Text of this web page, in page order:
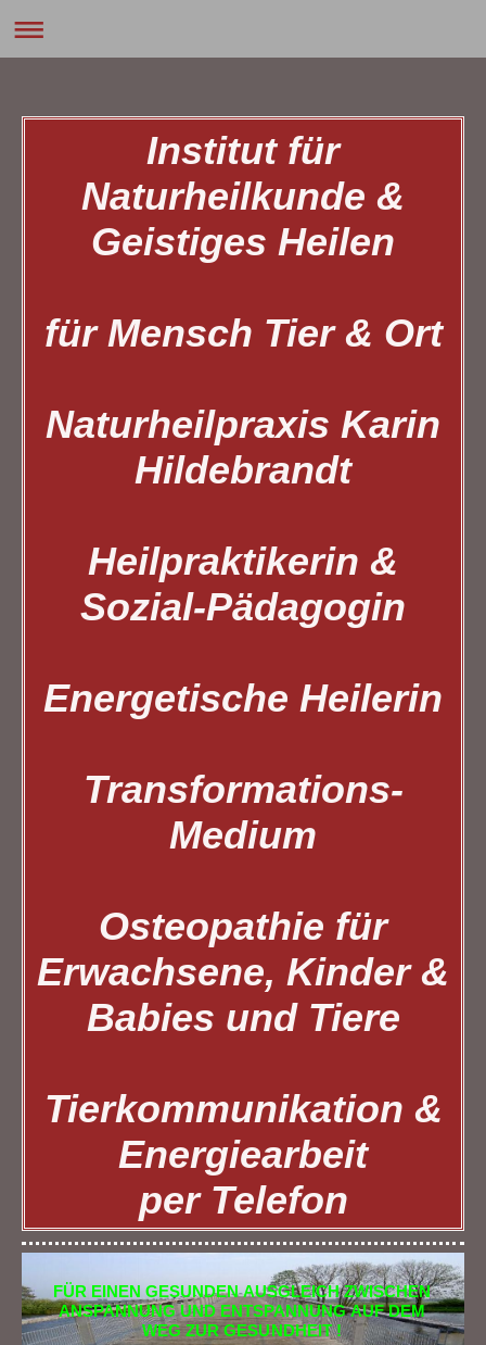
Institut für
Naturheilkunde &
Geistiges Heilen
für Mensch Tier & Ort
Naturheilpraxis Karin
Hildebrandt
Heilpraktikerin &
Sozial-Pädagogin
Energetische Heilerin
Transformations-
Medium
Osteopathie für
Erwachsene, Kinder &
Babies und Tiere
Tierkommunikation &
Energiearbeit
per Telefon
FÜR EINEN GESUNDEN AUSGLEICH ZWISCHEN
ANSPANNUNG UND ENTSPANNUNG AUF DEM
WEG ZUR GESUNDHEIT !